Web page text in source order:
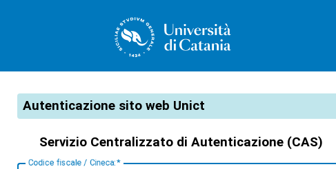
CAS
Autenticazione sito web Unict
Servizio Centralizzato di Autenticazione (CAS)
Codice fiscale / Cineca: